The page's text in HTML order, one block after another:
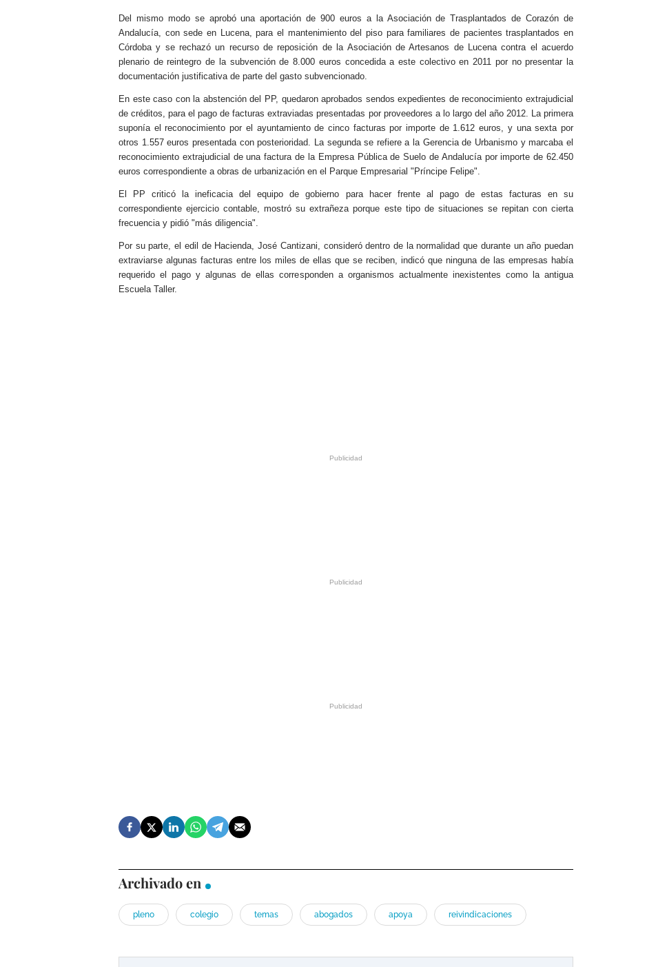
Del mismo modo se aprobó una aportación de 900 euros a la Asociación de Trasplantados de Corazón de
Andalucía, con sede en Lucena, para el mantenimiento del piso para familiares de pacientes trasplantados en
Córdoba y se rechazó un recurso de reposición de la Asociación de Artesanos de Lucena contra el acuerdo
plenario de reintegro de la subvención de 8.000 euros concedida a este colectivo en 2011 por no presentar la
documentación justificativa de parte del gasto subvencionado.
En este caso con la abstención del PP, quedaron aprobados sendos expedientes de reconocimiento extrajudicial
de créditos, para el pago de facturas extraviadas presentadas por proveedores a lo largo del año 2012. La primera
suponía el reconocimiento por el ayuntamiento de cinco facturas por importe de 1.612 euros, y una sexta por
otros 1.557 euros presentada con posterioridad. La segunda se refiere a la Gerencia de Urbanismo y marcaba el
reconocimiento extrajudicial de una factura de la Empresa Pública de Suelo de Andalucía por importe de 62.450
euros correspondiente a obras de urbanización en el Parque Empresarial "Príncipe Felipe".
El PP criticó la ineficacia del equipo de gobierno para hacer frente al pago de estas facturas en su
correspondiente ejercicio contable, mostró su extrañeza porque este tipo de situaciones se repitan con cierta
frecuencia y pidió "más diligencia".
Por su parte, el edil de Hacienda, José Cantizani, consideró dentro de la normalidad que durante un año puedan
extraviarse algunas facturas entre los miles de ellas que se reciben, indicó que ninguna de las empresas había
requerido el pago y algunas de ellas corresponden a organismos actualmente inexistentes como la antigua
Escuela Taller.
Archivado en
pleno colegio temas abogados apoya reivindicaciones